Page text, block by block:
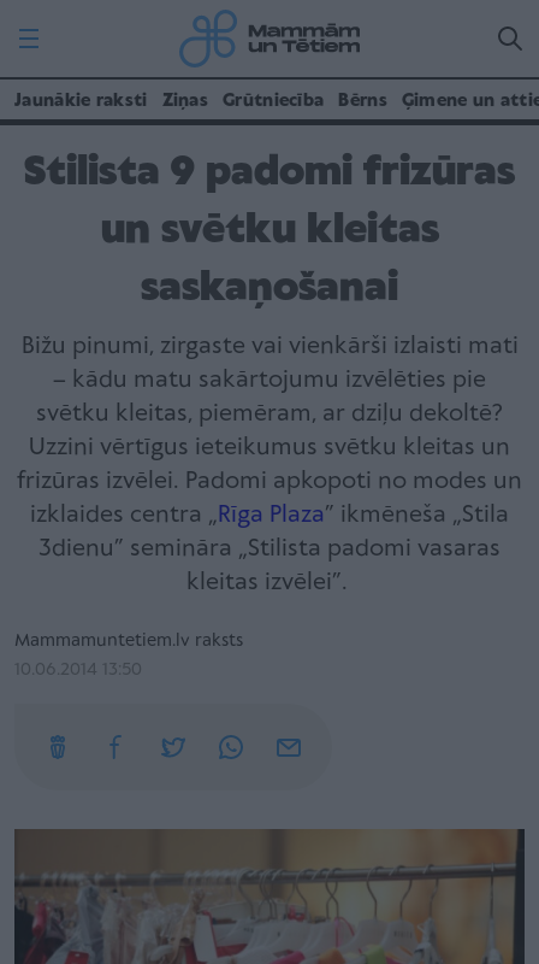
Jaunākie raksti Ziņas Grūtniecība Bērns Ģimene un
Stilista 9 padomi frizūras
un svētku kleitas
saskaņošanai
Bižu pinumi, zirgaste vai vienkārši izlaisti mati
– kādu matu sakārtojumu izvēlēties pie
svētku kleitas, piemēram, ar dziļu dekoltē?
Uzzini vērtīgus ieteikumus svētku kleitas un
frizūras izvēlei. Padomi apkopoti no modes un
izklaides centra „Rīga Plaza” ikmēneša „Stila
3dienu” semināra „Stilista padomi vasaras
kleitas izvēlei”.
Mammamuntetiem.lv raksts
10.06.2014 13:50